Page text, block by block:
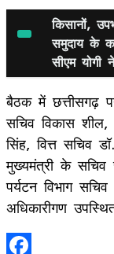
किसानों,
समुदाय के
सीएम योगी
बैठक में छत्तीसगढ़
सचिव विकास
सिंह, वित्त सचिव
मुख्यमंत्री के सचिव
पर्यटन विभाग
अधिकारीगण